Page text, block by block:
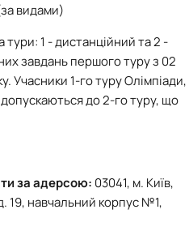
видами)
1 - дистанційний та 2 -
завдань першого туру з 02
Учасники 1-го туру Олімпіади,
допускаються до 2-го туру, що
за адерсою: 03041, м. Київ,
19, навчальний корпус №1,